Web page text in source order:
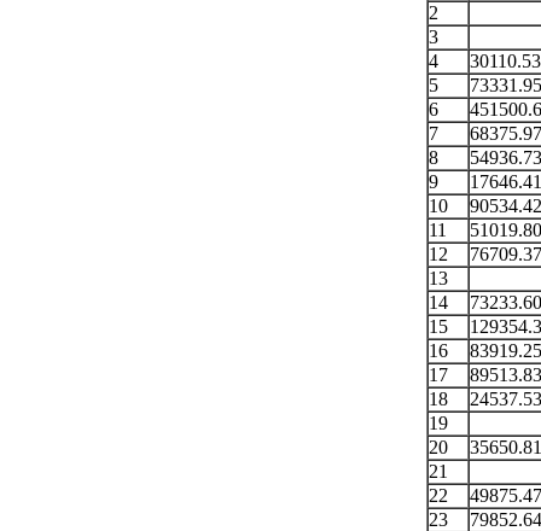
2
3
4
5
6
7
8
9
10
11
12
13
14
15
16
17
18
19
20
21
22
23